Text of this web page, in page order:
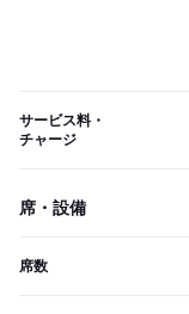
サービス料・
チャージ
席・設備
席数